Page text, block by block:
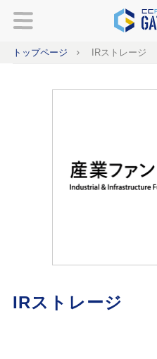
トップページ IRストレージ
IRストレージ